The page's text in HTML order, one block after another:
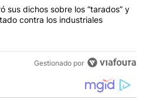
el título "Luis Caputo aclaró sus
sus dichos sobre los “tarados” y
contra los industriales
Gestionado por